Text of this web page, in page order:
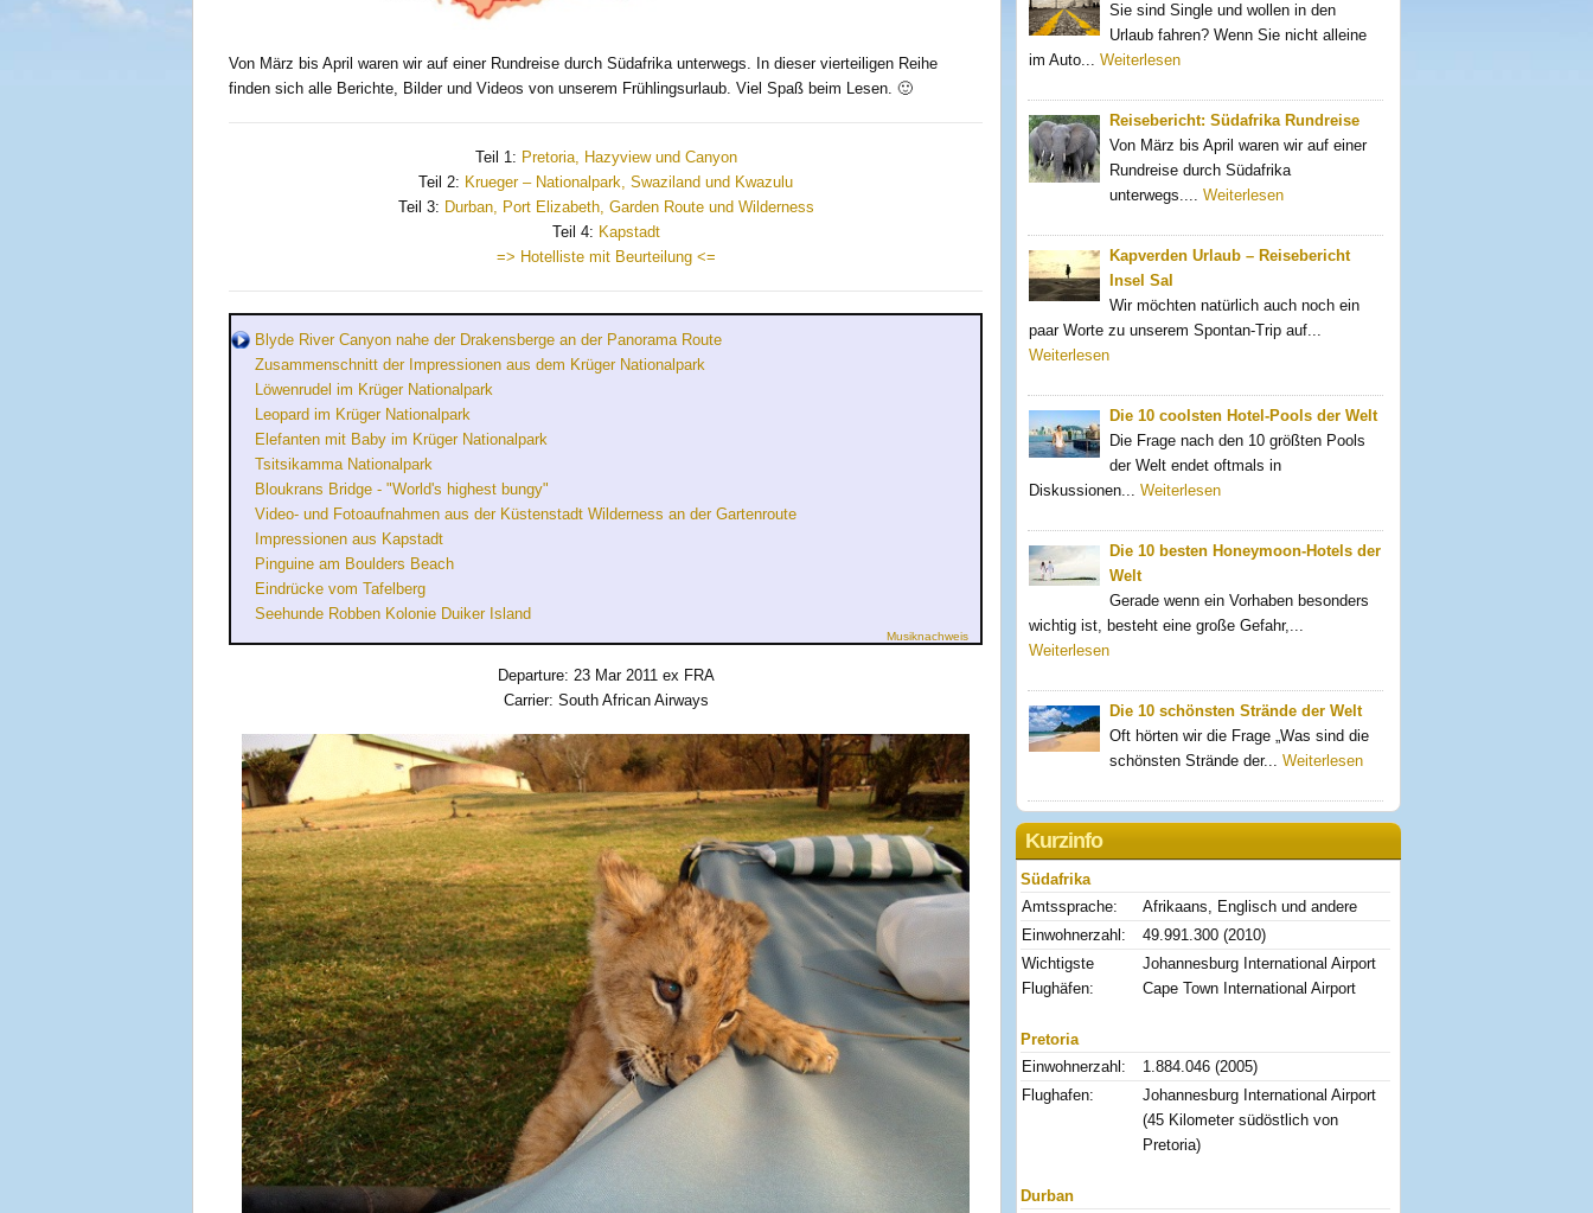
Von März bis April waren wir auf einer Rundreise durch Südafrika unterwegs. In dieser vierteiligen Reihe
finden sich alle Berichte, Bilder und Videos von unserem Frühlingsurlaub. Viel Spaß beim Lesen. 🙂
Teil 1: Pretoria, Hazyview und Canyon
Teil 2: Krueger – Nationalpark, Swaziland und Kwazulu
Teil 3: Durban, Port Elizabeth, Garden Route und Wilderness
Teil 4: Kapstadt
=> Hotelliste mit Beurteilung <=
Blyde River Canyon nahe der Drakensberge an der Panorama Route
Zusammenschnitt der Impressionen aus dem Krüger Nationalpark
Löwenrudel im Krüger Nationalpark
Leopard im Krüger Nationalpark
Elefanten mit Baby im Krüger Nationalpark
Tsitsikamma Nationalpark
Bloukrans Bridge - "World's highest bungy"
Video- und Fotoaufnahmen aus der Küstenstadt Wilderness an der Gartenroute
Impressionen aus Kapstadt
Pinguine am Boulders Beach
Eindrücke vom Tafelberg
Seehunde Robben Kolonie Duiker Island
Musiknachweis
Departure: 23 Mar 2011 ex FRA
Carrier: South African Airways
Sie sind Single und wollen in den
Urlaub fahren? Wenn Sie nicht alleine
im Auto... Weiterlesen
Reisebericht: Südafrika Rundreise
Von März bis April waren wir auf einer
Rundreise durch Südafrika
unterwegs.... Weiterlesen
Kapverden Urlaub – Reisebericht
Insel Sal
Wir möchten natürlich auch noch ein
paar Worte zu unserem Spontan-Trip auf...
Weiterlesen
Die 10 coolsten Hotel-Pools der Welt
Die Frage nach den 10 größten Pools
der Welt endet oftmals in
Diskussionen... Weiterlesen
Die 10 besten Honeymoon-Hotels der
Welt
Gerade wenn ein Vorhaben besonders
wichtig ist, besteht eine große Gefahr,...
Weiterlesen
Die 10 schönsten Strände der Welt
Oft hörten wir die Frage „Was sind die
schönsten Strände der... Weiterlesen
Kurzinfo
Südafrika
Amtssprache:
Afrikaans, Englisch und andere
Einwohnerzahl:
49.991.300 (2010)
Wichtigste
Flughäfen:
Johannesburg International Airport
Cape Town International Airport
Pretoria
Einwohnerzahl:
1.884.046 (2005)
Flughafen:
Johannesburg International Airport
(45 Kilometer südöstlich von
Pretoria)
Durban